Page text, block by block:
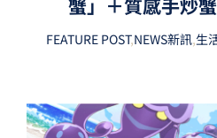
蟹」＋質感手炒
FEATURE POST,NEWS新訊,生